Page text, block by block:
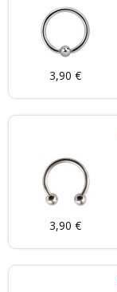
3,90 €
3,90 €